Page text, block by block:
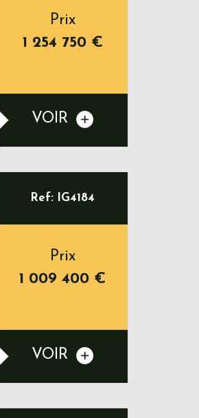
Prix
1 254 750 €
VOIR
Ref: IG4184
Prix
1 009 400 €
VOIR